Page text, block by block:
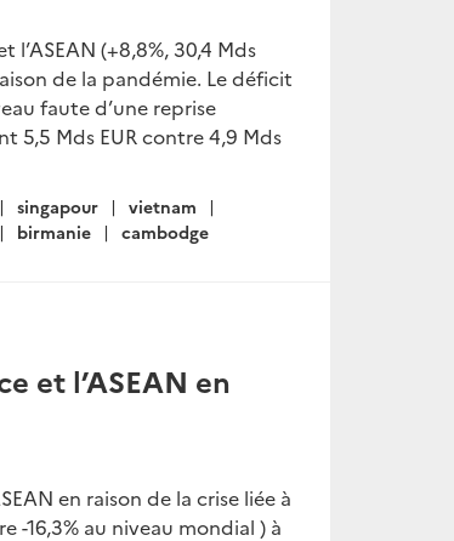
(+8,8%, 30,4 Mds
de la pandémie. Le déficit
faute d’une reprise
5,5 Mds EUR contre 4,9 Mds
singapour
vietnam
birmanie cambodge
et l’ASEAN en
en raison de la crise liée à
-16,3% au niveau mondial ) à